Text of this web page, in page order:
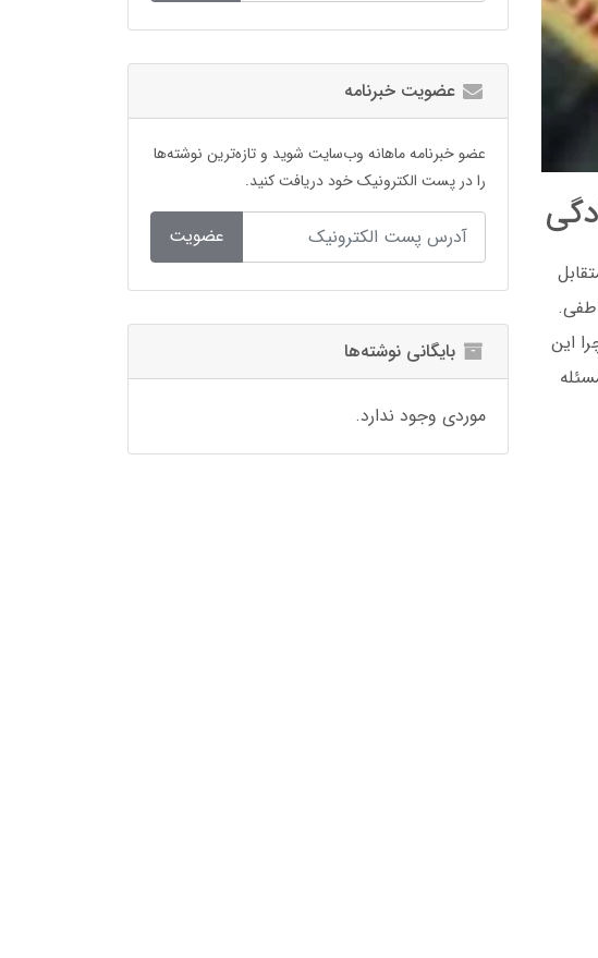
این
عضویت خبرنامه
عضو خبرنامه ماهانه وب‌سایت شوید و تازه‌ترین نوشته‌ها
را در پست الکترونیک خود دریافت کنید.
عضویت
بایگانی نوشته‌ها
موردی وجود ندارد.